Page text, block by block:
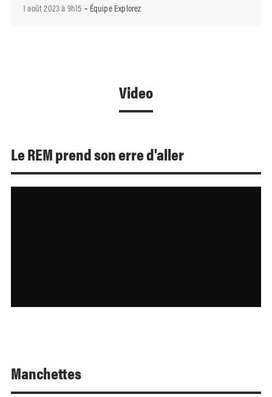
1 août 2023 à 9h15 - Équipe Explorez
Video
Le REM prend son erre d'aller
Manchettes